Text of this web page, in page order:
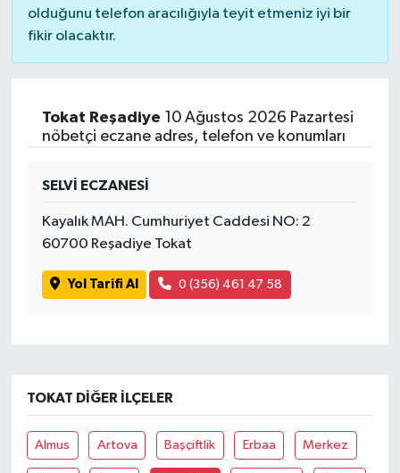
olduğunu telefon aracılığıyla teyit etmeniz iyi bir
fikir olacaktır.
Tokat Reşadiye 10 Ağustos 2026 Pazartesi
nöbetçi eczane adres, telefon ve konumları
SELVİ ECZANESİ
Kayalık MAH. Cumhuriyet Caddesi NO: 2
60700 Reşadiye Tokat
Yol Tarifi Al 0 (356) 461 47 58
TOKAT DIĞER İLÇELER
Almus Artova Başçiftlik Erbaa Merkez